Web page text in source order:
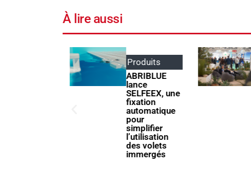
À lire aussi
Produits
ABRIBLUE
lance
SELFEEX, une
fixation
automatique
pour
simplifier
l’utilisation
des volets
immergés